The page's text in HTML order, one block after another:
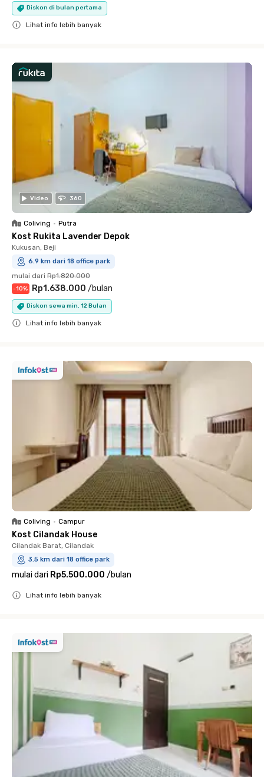
Diskon di bulan pertama
Lihat info lebih banyak
Video 360
Coliving • Putra
Kost Rukita Lavender Depok
Kukusan, Beji
6.9 km dari 18 office park
mulai dari Rp1.820.000
-10% Rp1.638.000 /bulan
Diskon sewa min. 12 Bulan
Lihat info lebih banyak
Coliving • Campur
Kost Cilandak House
Cilandak Barat, Cilandak
3.5 km dari 18 office park
mulai dari Rp5.500.000 /bulan
Lihat info lebih banyak